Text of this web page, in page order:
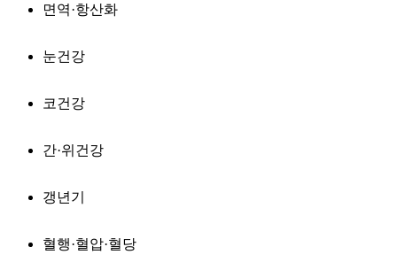
면역·항산화
눈건강
코건강
간·위건강
갱년기
혈행·혈압·혈당